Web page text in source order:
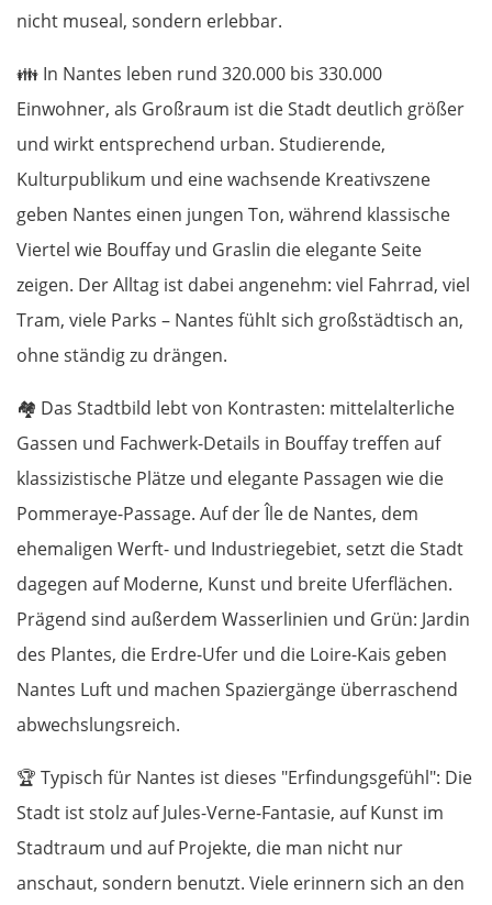
nicht museal, sondern erlebbar.
👪 In Nantes leben rund 320.000 bis 330.000
Einwohner, als Großraum ist die Stadt deutlich größer
und wirkt entsprechend urban. Studierende,
Kulturpublikum und eine wachsende Kreativszene
geben Nantes einen jungen Ton, während klassische
Viertel wie Bouffay und Graslin die elegante Seite
zeigen. Der Alltag ist dabei angenehm: viel Fahrrad, viel
Tram, viele Parks – Nantes fühlt sich großstädtisch an,
ohne ständig zu drängen.
🏘️ Das Stadtbild lebt von Kontrasten: mittelalterliche
Gassen und Fachwerk-Details in Bouffay treffen auf
klassizistische Plätze und elegante Passagen wie die
Pommeraye-Passage. Auf der Île de Nantes, dem
ehemaligen Werft- und Industriegebiet, setzt die Stadt
dagegen auf Moderne, Kunst und breite Uferflächen.
Prägend sind außerdem Wasserlinien und Grün: Jardin
des Plantes, die Erdre-Ufer und die Loire-Kais geben
Nantes Luft und machen Spaziergänge überraschend
abwechslungsreich.
🏆 Typisch für Nantes ist dieses "Erfindungsgefühl": Die
Stadt ist stolz auf Jules-Verne-Fantasie, auf Kunst im
Stadtraum und auf Projekte, die man nicht nur
anschaut, sondern benutzt. Viele erinnern sich an den